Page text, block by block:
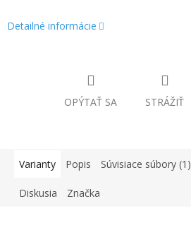
Detailné informácie
OPÝTAŤ SA STRÁŽIŤ
Varianty Popis Súvisiace súbory (1)
Diskusia Značka